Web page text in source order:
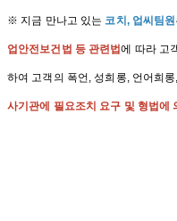
※ 지금 만나고 있는 코치, 업씨팀원
업안전보건법 등 관련법에 따라 고
하여 고객의 폭언, 성희롱, 언어희
사기관에 필요조치 요구 및 형법에